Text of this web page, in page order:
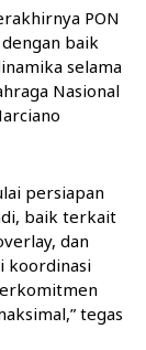
PON
baik
selama
Nasional
persiapan
baik terkait
dan
koordinasi
tegas